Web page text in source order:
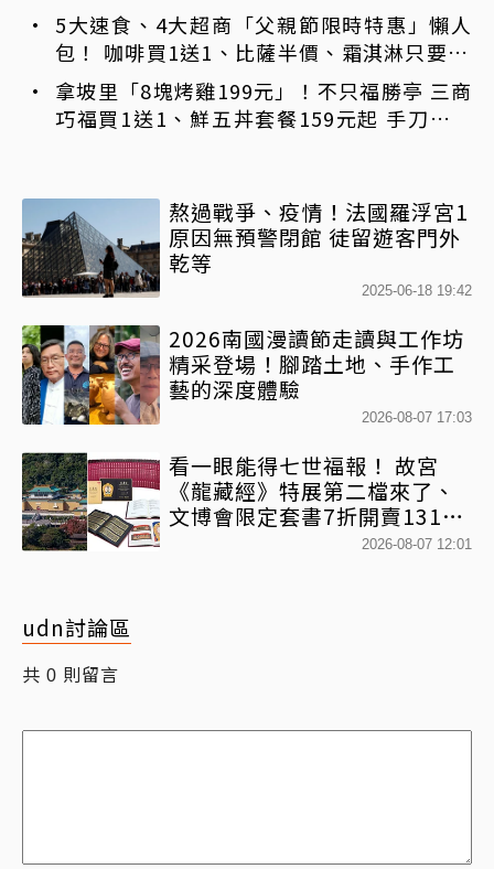
5大速食、4大超商「父親節限時特惠」懶人
包！ 咖啡買1送1、比薩半價、霜淇淋只要10
元
拿坡里「8塊烤雞199元」！不只福勝亭 三商
巧福買1送1、鮮五丼套餐159元起 手刀免費
熬過戰爭、疫情！法國羅浮宮1
原因無預警閉館 徒留遊客門外
乾等
2025-06-18 19:42
2026南國漫讀節走讀與工作坊
精采登場！腳踏土地、手作工
藝的深度體驗
2026-08-07 17:03
看一眼能得七世福報！ 故宮
《龍藏經》特展第二檔來了、
文博會限定套書7折開賣131萬
網驚：貧窮限制想像2026-08-07 12:01
udn討論區
共 0 則留言